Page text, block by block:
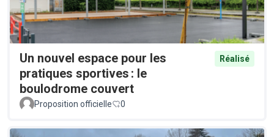
Un nouvel espace pour les
pratiques sportives : le
boulodrome couvert
Réalisé
Proposition officielle 0